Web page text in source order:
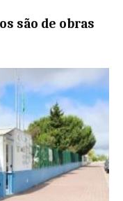
são de obras